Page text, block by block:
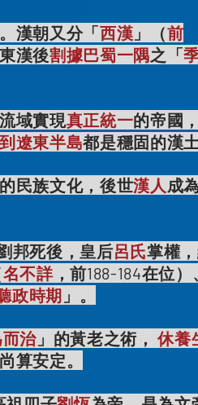
。漢朝又分「西漢 」（前
漢後割據巴蜀一隅之「
域實現真正統一的帝國
遼東半島都是穩固的漢
民族文化，後世漢人 成
邦死後，皇后呂氏掌權
名不詳，前188-184在位）
政時期 」。
治」的黃老之術，休養
算安定。